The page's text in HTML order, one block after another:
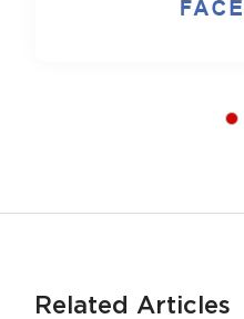
Related Articles